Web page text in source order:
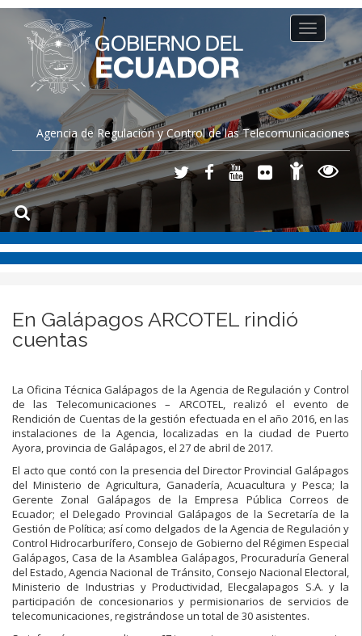
Agencia de Regulación y Control de las Telecomunicaciones
Toggle
navigation
En Galápagos ARCOTEL rindió
cuentas
La Oficina Técnica Galápagos de la Agencia de Regulación y Control
de las Telecomunicaciones – ARCOTEL, realizó el evento de
Rendición de Cuentas de la gestión efectuada en el año 2016, en las
instalaciones de la Agencia, localizadas en la ciudad de Puerto
Ayora, provincia de Galápagos, el 27 de abril de 2017.
El acto que contó con la presencia del Director Provincial Galápagos
del Ministerio de Agricultura, Ganadería, Acuacultura y Pesca; la
Gerente Zonal Galápagos de la Empresa Pública Correos de
Ecuador; el Delegado Provincial Galápagos de la Secretaría de la
Gestión de Política; así como delgados de la Agencia de Regulación y
Control Hidrocarburífero, Consejo de Gobierno del Régimen Especial
Galápagos, Casa de la Asamblea Galápagos, Procuraduría General
del Estado, Agencia Nacional de Tránsito, Consejo Nacional Electoral,
Ministerio de Industrias y Productividad, Elecgalapagos S.A. y la
participación de concesionarios y permisionarios de servicios de
telecomunicaciones, registrándose un total de 30 asistentes.